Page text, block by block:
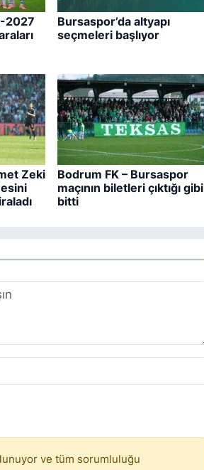
2027
Bursaspor’da altyapı
seçmeleri başlıyor
Zeki
Bodrum FK – Bursaspor
maçının biletleri çıktığı gibi
bitti
ve tüm sorumluluğu